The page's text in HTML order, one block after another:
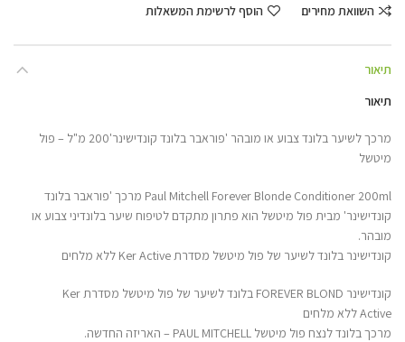
השוואת מחירים הוסף לרשימת המשאלות
תיאור
תיאור
מרכך לשיער בלונד צבוע או מובהר 'פוראבר בלונד קונדישינר'200 מ"ל – פול
מיטשל
Paul Mitchell Forever Blonde Conditioner 200ml מרכך 'פוראבר בלונד
קונדישינר' מבית פול מיטשל הוא פתרון מתקדם לטיפוח שיער בלונדיני צבוע או
מובהר.
קונדישינר בלונד לשיער של פול מיטשל מסדרת Ker Active ללא מלחים
קונדישינר FOREVER BLOND בלונד לשיער של פול מיטשל מסדרת Ker
Active ללא מלחים
מרכך בלונד לנצח פול מיטשל PAUL MITCHELL – האריזה החדשה.